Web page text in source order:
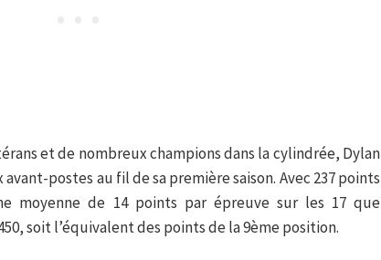
et de nombreux champions dans la cylindrée, Dylan
postes au fil de sa première saison. Avec 237 points
moyenne de 14 points par épreuve sur les 17 que
soit l’équivalent des points de la 9ème position.